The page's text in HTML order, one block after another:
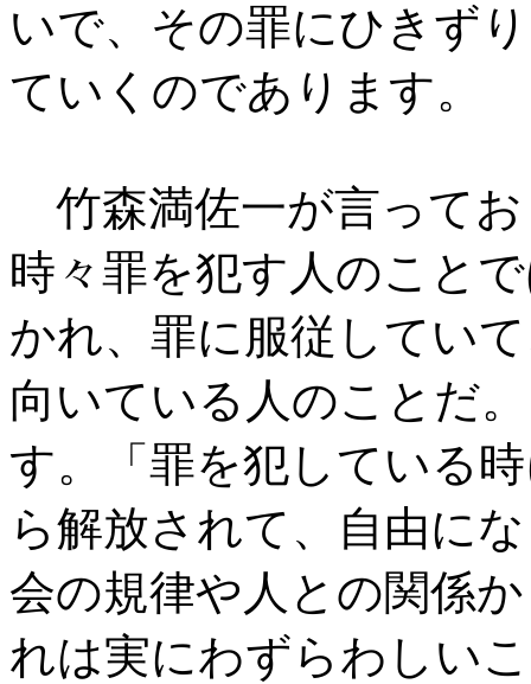
いで、その罪にひきず
ていくのであります。
竹森満佐一が言って
時々罪を犯す人のこと
かれ、罪に服従してい
向いている人のことだ
す。「罪を犯している
ら解放されて、自由に
会の規律や人との関係
れは実にわずらわしい